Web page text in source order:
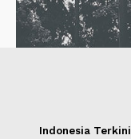
Indonesia Terkini